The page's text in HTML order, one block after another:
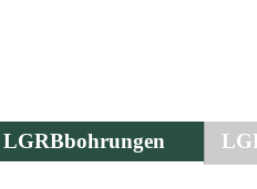
LGRBbohrungen